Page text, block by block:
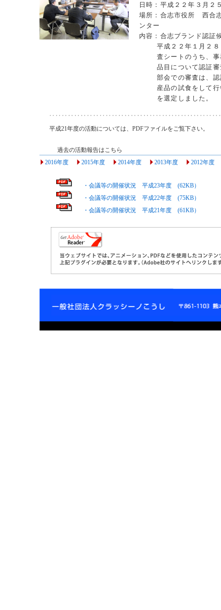
日時：平成２２年３月２
場所：合志市役所 西合
ンター
内容：合志ブランド認証
平成２２年１月２
査シートのうち、
品目について認証
部会での審査は、
産品の試食をして
を選定しました。
平成21年度の活動については、PDFファイルをご覧下さい。
過去の活動報告はこちら
2016年度
2015年度 2014年度 2013年度 2012年度
・会議等の開催状況 平成23年度 (62KB）
・会議等の開催状況 平成22年度 (75KB）
・会議等の開催状況 平成21年度 (61KB）